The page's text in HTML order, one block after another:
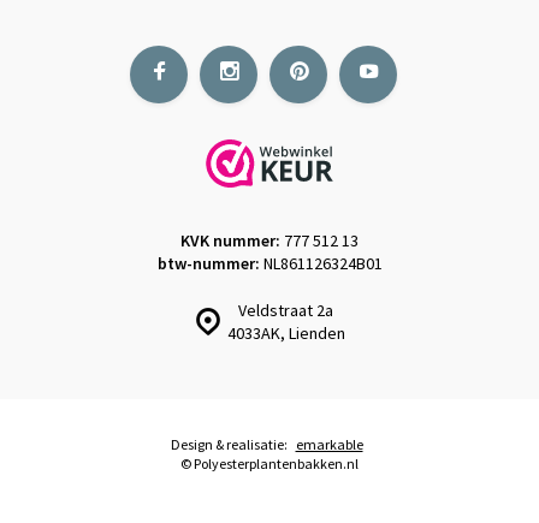
Veldstraat 2a
4033AK, Lienden
KVK nummer: 777 512 13
btw-nummer: NL861126324B01
© Polyesterplantenbakken.nl
Design & realisatie: emarkable